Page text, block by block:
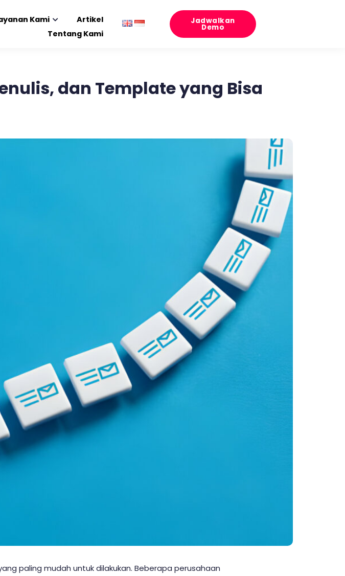
Kami
Artikel
Tentang Kami
Jadwalkan
Demo
dan Template yang Bisa
paling mudah untuk dilakukan. Beberapa perusahaan